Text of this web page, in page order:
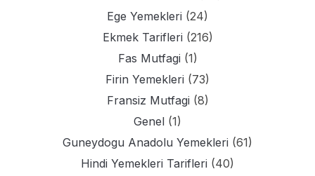
Ege Yemekleri (24)
Ekmek Tarifleri (216)
Fas Mutfagi (1)
Firin Yemekleri (73)
Fransiz Mutfagi (8)
Genel (1)
Guneydogu Anadolu Yemekleri (61)
Hindi Yemekleri Tarifleri (40)